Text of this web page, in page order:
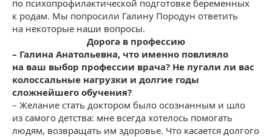
по психопрофилактической подготовке беременных
к родам. Мы попросили Галину Породун ответить
на некоторые наши вопросы.
Дорога в профессию
– Галина Анатольевна, что именно повлияло
на ваш выбор профессии врача? Не пугали ли вас
колоссальные нагрузки и долгие годы
сложнейшего обучения?
– Желание стать доктором было осознанным и шло
из самого детства: мне всегда хотелось помогать
людям, возвращать им здоровье. Что касается долгого